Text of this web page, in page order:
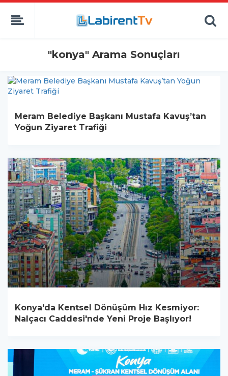
"konya" Arama Sonuçları
Meram Belediye Başkanı Mustafa Kavuş’tan
Yoğun Ziyaret Trafiği
Konya'da Kentsel Dönüşüm Hız Kesmiyor:
Nalçacı Caddesi'nde Yeni Proje Başlıyor!